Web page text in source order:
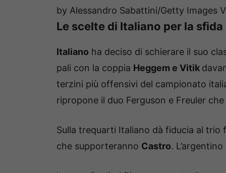
by Alessandro Sabattini/Getty Images
Le scelte di Italiano per la
Italiano ha deciso di schierare il suo
pali con la coppia Heggem e Vitik
terzini più offensivi del campionato
ripropone il duo Ferguson e Freuler
Sulla trequarti Italiano dà fiducia al trio
che supporteranno Castro.